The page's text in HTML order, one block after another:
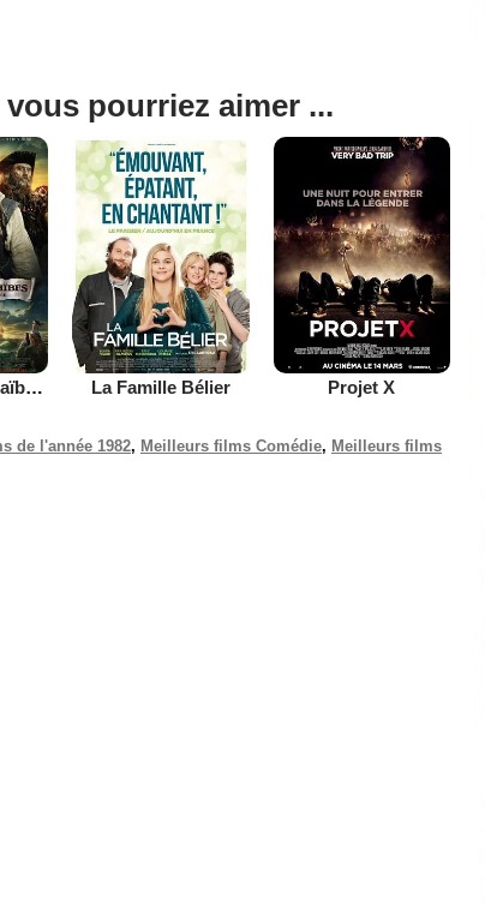
pourriez aimer ...
Pirates des Caraïbes : la Fontaine de Jouvence La Famille Bélier Projet X
de l'année 1982, Meilleurs films Comédie, Meilleurs films